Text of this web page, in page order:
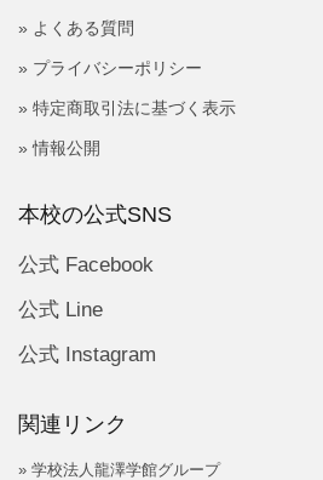
» よくある質問
» プライバシーポリシー
» 特定商取引法に基づく表示
» 情報公開
本校の公式SNS
公式 Facebook
公式 Line
公式 Instagram
関連リンク
» 学校法人龍澤学館グループ